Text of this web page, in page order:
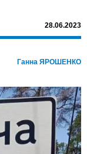
28.06.2023
Ганна ЯРОШЕНКО